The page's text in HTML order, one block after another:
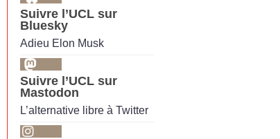
Suivre l’UCL sur
Bluesky
Adieu Elon Musk
Suivre l’UCL sur
Mastodon
L’alternative libre à Twitter